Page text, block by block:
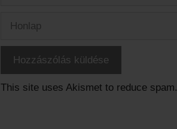
This site uses Akismet to reduce spam.